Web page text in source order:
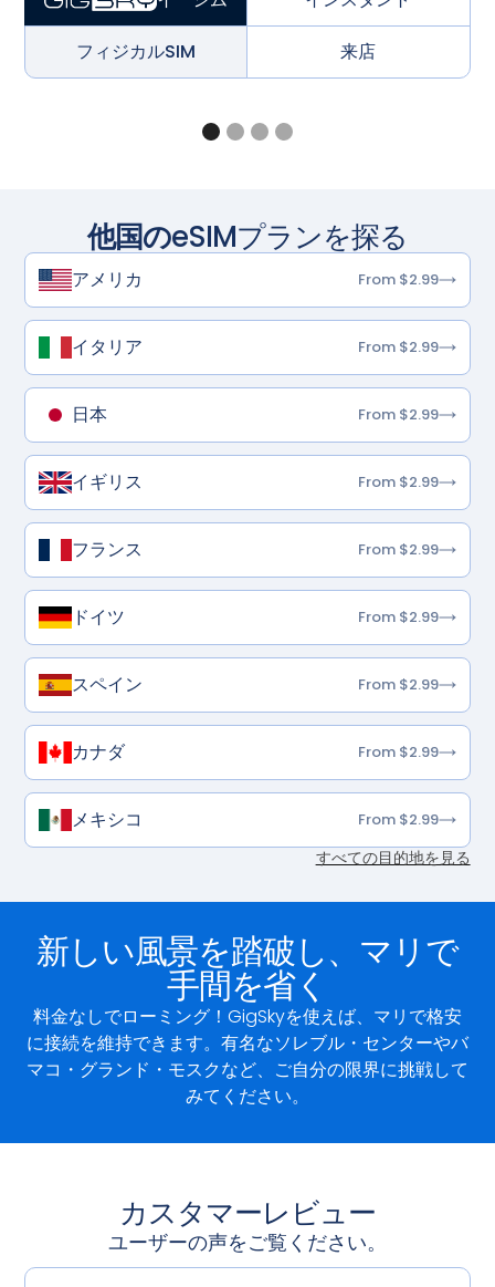
フィジカルSIM 来店
他国のeSIMプランを探る
アメリカ From $2.99
イタリア From $2.99
日本 From $2.99
イギリス From $2.99
フランス From $2.99
ドイツ From $2.99
スペイン From $2.99
カナダ From $2.99
メキシコ From $2.99
すべての目的地を見る
新しい風景を踏破し、マリで
手間を省く
料金なしでローミング！GigSkyを使えば、マリで格安
に接続を維持できます。有名なソレブル・センターやバ
マコ・グランド・モスクなど、ご自分の限界に挑戦して
みてください。
カスタマーレビュー
ユーザーの声をご覧ください。